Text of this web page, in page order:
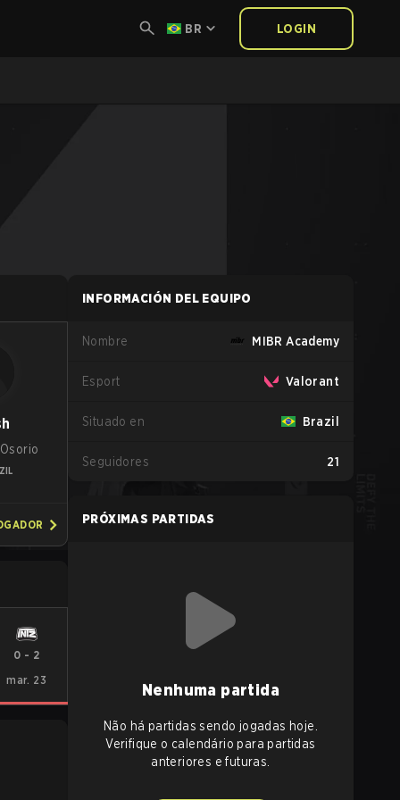
BR LOGIN
0 - 2
mar. 23
INFORMACIÓN DEL EQUIPO
Nombre MIBR Academy
Esport Valorant
Situado en Brazil
Seguidores 21
PRÓXIMAS PARTIDAS
Nenhuma partida
Não há partidas sendo jogadas hoje.
Verifique o calendário para partidas
anteriores e futuras.